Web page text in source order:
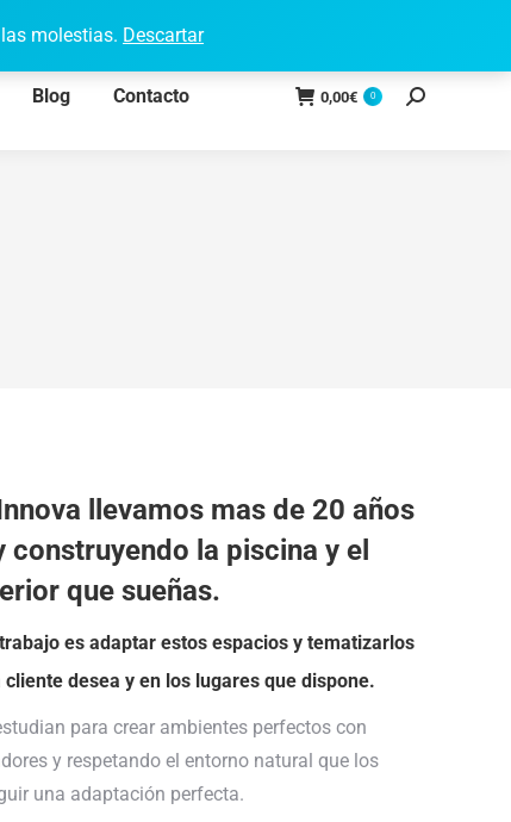
molestias. DescartarFacebook
Blog Contacto 0,00€ 0 Search:
llevamos mas de 20 años
construyendo la piscina y el
que sueñas.
es adaptar estos espacios y tematizarlos
desea y en los lugares que dispone.
para crear ambientes perfectos con
y respetando el entorno natural que los
una adaptación perfecta.